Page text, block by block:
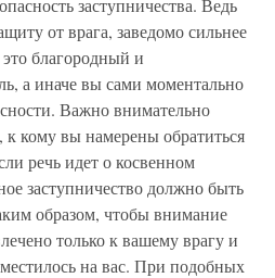
заступничества. Ведь
от врага, заведомо сильнее
благородный и
а иначе вы сами моментально
Важно внимательно
к кому вы намерены обратиться
речь идет о косвенном
заступничество должно быть
образом, чтобы внимание
только к вашему врагу и
на вас. При подобных